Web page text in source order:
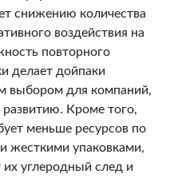
снижению количества
воздействия на
повторного
делает дойпаки
выбором для компаний,
Кроме того,
меньше ресурсов по
жесткими упаковками,
углеродный след и